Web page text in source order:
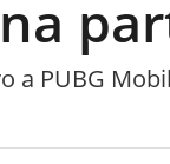
PUBG